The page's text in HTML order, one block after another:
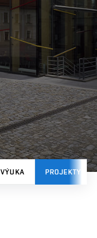
VÝUKA PROJEKTY